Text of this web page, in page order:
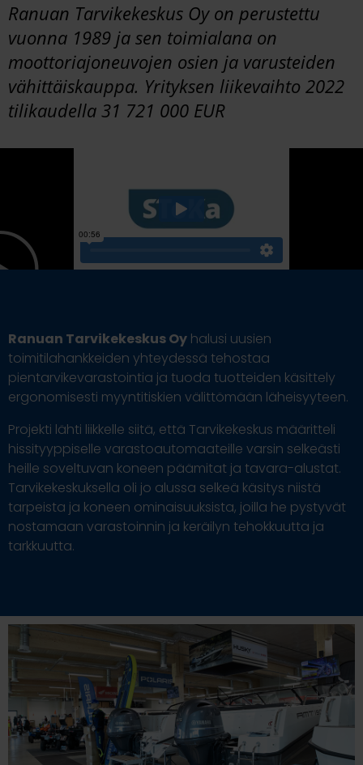
Ranuan Tarvikekeskus Oy on perustettu
vuonna 1989 ja sen toimialana on
moottoriajoneuvojen osien ja varusteiden
vähittäiskauppa. Yrityksen liikevaihto 2022
tilikaudella 31 721 000 EUR
Ranuan Tarvikekeskus Oy halusi uusien
toimitilahankkeiden yhteydessä tehostaa
pientarvikevarastointia ja tuoda tuotteiden käsittely
ergonomisesti myyntitiskien välittömään läheisyyteen.
Projekti lähti liikkelle siitä, että Tarvikekeskus määritteli
hissityyppiselle varastoautomaateille varsin selkeästi
heille soveltuvan koneen päämitat ja tavara-alustat.
Tarvikekeskuksella oli jo alussa selkeä käsitys niistä
tarpeista ja koneen ominaisuuksista, joilla he pystyvät
nostamaan varastoinnin ja keräilyn tehokkuutta ja
tarkkuutta.